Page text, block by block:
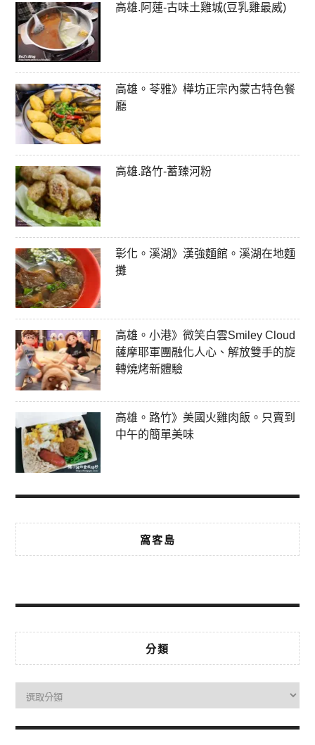
高雄.阿蓮-古味土雞城(豆乳雞最威)
高雄。苓雅》樺坊正宗內蒙古特色餐
廳
高雄.路竹-蓄臻河粉
彰化。溪湖》漢強麵館。溪湖在地麵
攤
高雄。小港》微笑白雲Smiley Cloud
薩摩耶軍團融化人心、解放雙手的旋
轉燒烤新體驗
高雄。路竹》美國火雞肉飯。只賣到
中午的簡單美味
窩客島
分類